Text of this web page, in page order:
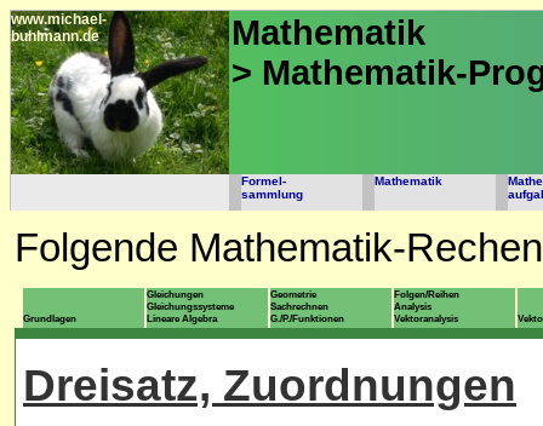
www.michael-
buhlmann.de
Mathematik
> Mathematik-
Formel-
sammlung
Mathematik
Folgende Mathematik-
Grundlagen
Gleichungen
Gleichungssysteme
Lineare Algebra
Geometrie
Sachrechnen
G./P./Funktionen
Folgen/Reihen
Analysis
Vektoranalysis
Dreisatz, Zuordnungen